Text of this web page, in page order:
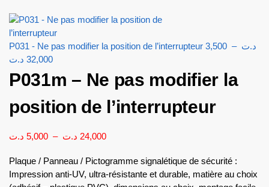
P031 - Ne pas modifier la position de l’interrupteur 3,500 د.ت –
32,000 د.ت
P031m – Ne pas modifier la
position de l’interrupteur
5,000 د.ت – 24,000 د.ت
Plaque / Panneau / Pictogramme signalétique de sécurité :
Impression anti-UV, ultra-résistante et durable, matière au choix